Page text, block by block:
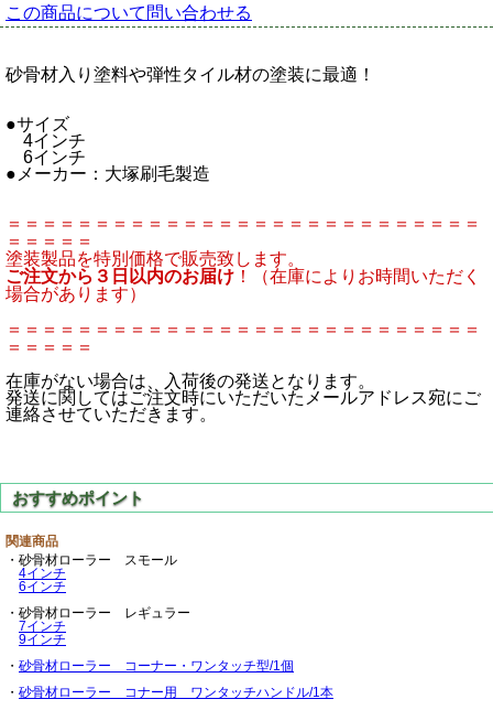
この商品について問い合わせる
砂骨材入り塗料や弾性タイル材の塗装に最適！
●サイズ
4インチ
6インチ
●メーカー：大塚刷毛製造
＝＝＝＝＝＝＝＝＝＝＝＝＝＝＝＝＝＝＝＝＝＝＝＝＝＝＝
＝＝＝＝＝
塗装製品を特別価格で販売致します。
ご注文から３日以内のお届け ！（在庫によりお時間いただく
場合があります）
＝＝＝＝＝＝＝＝＝＝＝＝＝＝＝＝＝＝＝＝＝＝＝＝＝＝＝
＝＝＝＝＝
在庫がない場合は、入荷後の発送となります。
発送に関してはご注文時にいただいたメールアドレス宛にご
連絡させていただきます。
関連商品
・砂骨材ローラー スモール
4インチ
6インチ
・砂骨材ローラー レギュラー
7インチ
9インチ
・ 砂骨材ローラー コーナー・ワンタッチ型/1個
・ 砂骨材ローラー コナー用 ワンタッチハンドル/1本